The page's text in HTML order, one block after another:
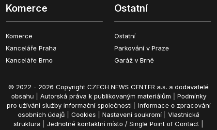
Komerce
Komerce
Kanceláře Praha
Kanceláře Brno
Ostatní
Ostatní
Parkování v Praze
Garáž v Brně
© 2022 - 2026 Copyright CZECH NEWS CENTER a.s. a dodavatelé
obsahu | Autorská práva k publikovaným materiálům
Podmínky
pro užívání služby informační společnosti
Informace o zpracování
osobních údajů
Cookies Nastavení soukromí| Vlastnická
struktura
Jednotné kontaktní místo / Single Point of Contact